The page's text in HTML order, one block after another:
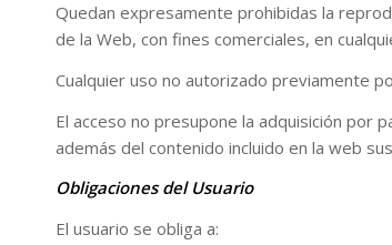
Quedan expresamente prohibidas la
de la Web, con fines comerciales, en
Cualquier uso no autorizado previamente
El acceso no presupone la adquisición por
además del contenido incluido en la web
Obligaciones del Usuario
El usuario se obliga a: